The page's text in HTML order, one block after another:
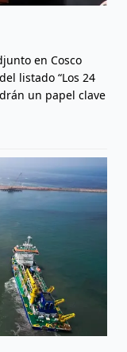
en Cosco
listado “Los 24
un papel clave